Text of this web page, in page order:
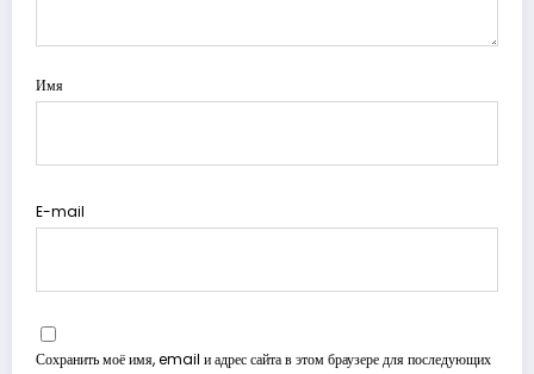
Имя
E-mail
Сохранить моё имя, email и адрес сайта в этом браузере для последующих